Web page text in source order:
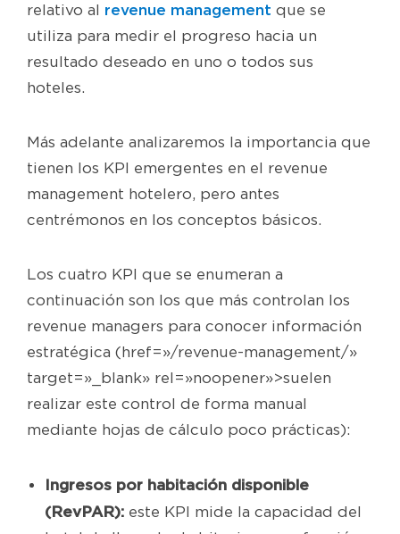
relativo al revenue management que se
utiliza para medir el progreso hacia un
resultado deseado en uno o todos sus
hoteles.
Más adelante analizaremos la importancia que
tienen los KPI emergentes en el revenue
management hotelero, pero antes
centrémonos en los conceptos básicos.
Los cuatro KPI que se enumeran a
continuación son los que más controlan los
revenue managers para conocer información
estratégica (href=»/revenue-management/»
target=»_blank» rel=»noopener»>suelen
realizar este control de forma manual
mediante hojas de cálculo poco prácticas):
Ingresos por habitación disponible
(RevPAR): este KPI mide la capacidad del